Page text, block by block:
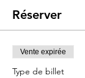
Réserver
Vente expirée
Type de billet